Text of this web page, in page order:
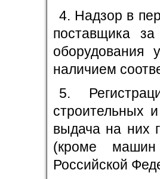
4. Надзор в
поставщика
оборудования
наличием
5.
строительных
выдача на них
(кроме
Российской